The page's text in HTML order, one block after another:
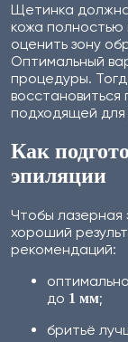
Щетинка
кожа полностью
оценить зону
Оптимальный
процедуры.
подходящей
Как
эпиляции
Чтобы
хороший
рекомендаций:
до 1 мм;
бритьё